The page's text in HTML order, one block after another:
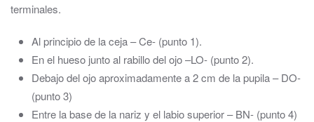
terminales.
Al principio de la ceja – Ce- (punto 1).
En el hueso junto al rabillo del ojo –LO- (punto 2).
Debajo del ojo aproximadamente a 2 cm de la pupila – DO-
(punto 3)
Entre la base de la nariz y el labio superior – BN- (punto 4)